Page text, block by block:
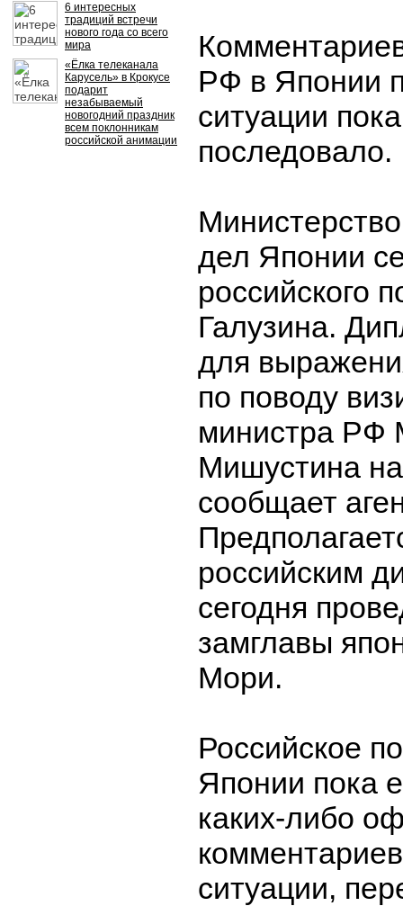
6 интересных
традиций встречи
нового года со всего
мира
«Ёлка телеканала
Карусель» в Крокусе
подарит
незабываемый
новогодний праздник
всем поклонникам
российской анимации
РФ в Японии
ситуации
последовало.
дел Японии
российского
Галузина.
для
по поводу
министра РФ
Мишустина
сообщает
российским
сегодня
замглавы
Мори.
Российское
Японии пока
каких-либо
ситуации,